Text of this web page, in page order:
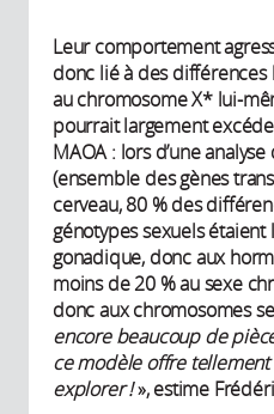
Leur comportement
donc lié à des différences
au chromosome X* lui-
pourrait largement
MAOA : lors d’une
(ensemble des gènes
cerveau, 80 % des
génotypes sexuels étaient
gonadique, donc aux
moins de 20 % au sexe
donc aux chromosomes
encore beaucoup de
ce modèle offre tellement
explorer !», estime